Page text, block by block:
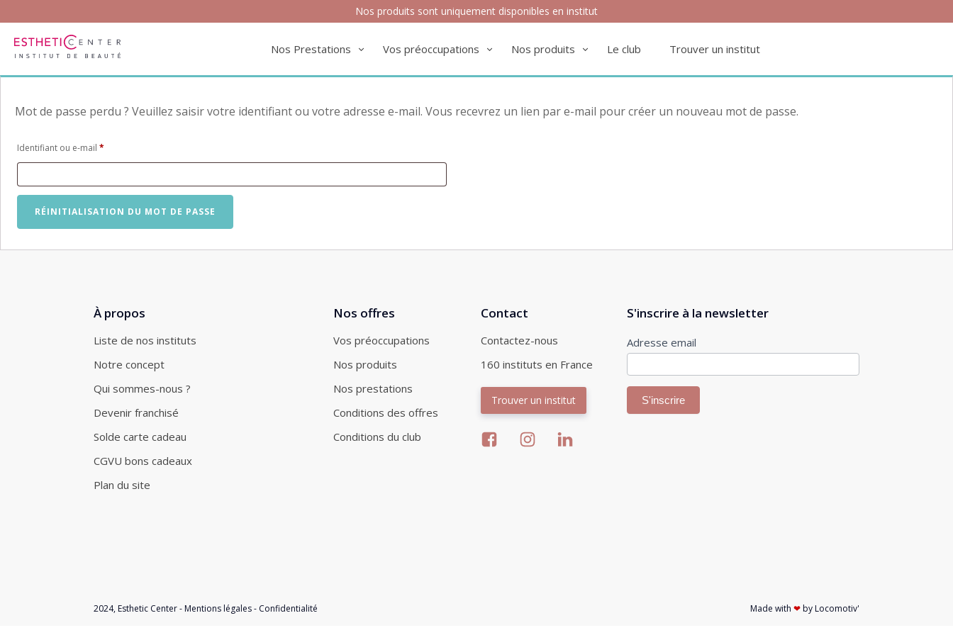
Nos produits sont uniquement disponibles en institut
Nos Prestations Vos préoccupations Nos produits Le club Trouver un institut
Mot de passe perdu ? Veuillez saisir votre identifiant ou votre adresse e-mail. Vous recevrez un lien par e-mail pour créer un nouveau mot de passe.
Identifiant ou e-mail *Obligatoire
RÉINITIALISATION DU MOT DE PASSE
À propos
Liste de nos instituts
Notre concept
Qui sommes-nous ?
Devenir franchisé
Solde carte cadeau
CGVU bons cadeaux
Plan du site
Nos offres
Vos préoccupations
Nos produits
Nos prestations
Conditions des offres
Conditions du club
Contact
Contactez-nous
160 instituts en France
Trouver un institut
S'inscrire à la newsletter
Inscription
Adresse email
S'inscrire
2024,Esthetic Center-Mentions légales- Confidentialité Made with ❤by Locomotiv'